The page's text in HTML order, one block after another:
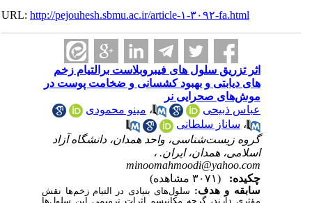
URL:http://pejouhesh.sbmu.ac.ir/article-۱-۳۰۹۲-fa.html
اثر تزریق سلول های فیبروبلاست برالتیام زخم
های دیابتی و بهبود کشسانی و ضخامت پوست در
موش‌های صحرایی نر
عباس ذبیحی
،مینو محمودی
،ساناز سلطانی
گروه زیست‌شناسی، واحد همدان، دانشگاه آزاد
اسلامی، همدان، ایران. ،
minoomahmoodi@yahoo.com
چکیده:
سابقه و هدف:سلول‌های بنیادی در التیام زخم‌ها نقش
مؤثری دارند، گرچه مکانیسم اثرات ترمیمی این سلولها